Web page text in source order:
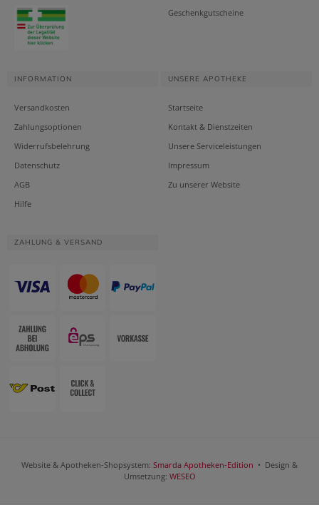
Geschenkgutscheine
INFORMATION
Versandkosten
Zahlungsoptionen
Widerrufsbelehrung
Datenschutz
AGB
Hilfe
UNSERE APOTHEKE
Startseite
Kontakt & Dienstzeiten
Unsere Serviceleistungen
Impressum
Zu unserer Website
ZAHLUNG & VERSAND
Website & Apotheken-Shopsystem: Smarda Apotheken-Edition • Design &
Umsetzung: WESEO